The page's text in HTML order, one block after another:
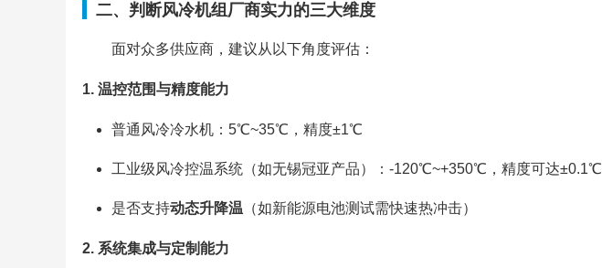
二、判断风冷机组厂商实力的三大维度
面对众多供应商，建议从以下角度评估：
1. 温控范围与精度能力
普通风冷冷水机：5℃~35℃，精度±1℃
工业级风冷控温系统（如无锡冠亚产品）：-120℃~+350℃，精度可达±0.1℃
是否支持动态升降温 （如新能源电池测试需快速热冲击）
2. 系统集成与定制能力